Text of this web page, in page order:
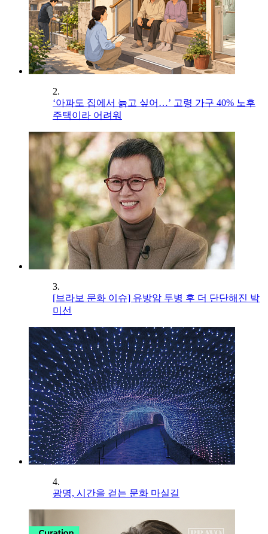
2.
‘아파도 집에서 늙고 싶어…’ 고령 가구 40% 노후
주택이라 어려워
3.
[브라보 문화 이슈] 유방암 투병 후 더 단단해진 박
미선
4.
광명, 시간을 걷는 문화 마실길